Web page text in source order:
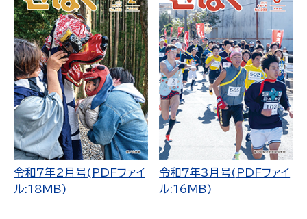
令和7年2月号(PDFファイ
ル:18MB)
令和7年3月号(PDFファイ
ル:16MB)